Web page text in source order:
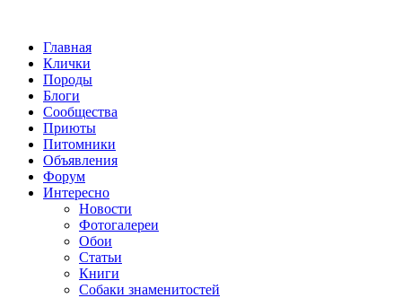
Главная
Клички
Породы
Блоги
Сообщества
Приюты
Питомники
Объявления
Форум
Интересно
Новости
Фотогалереи
Обои
Статьи
Книги
Собаки знаменитостей